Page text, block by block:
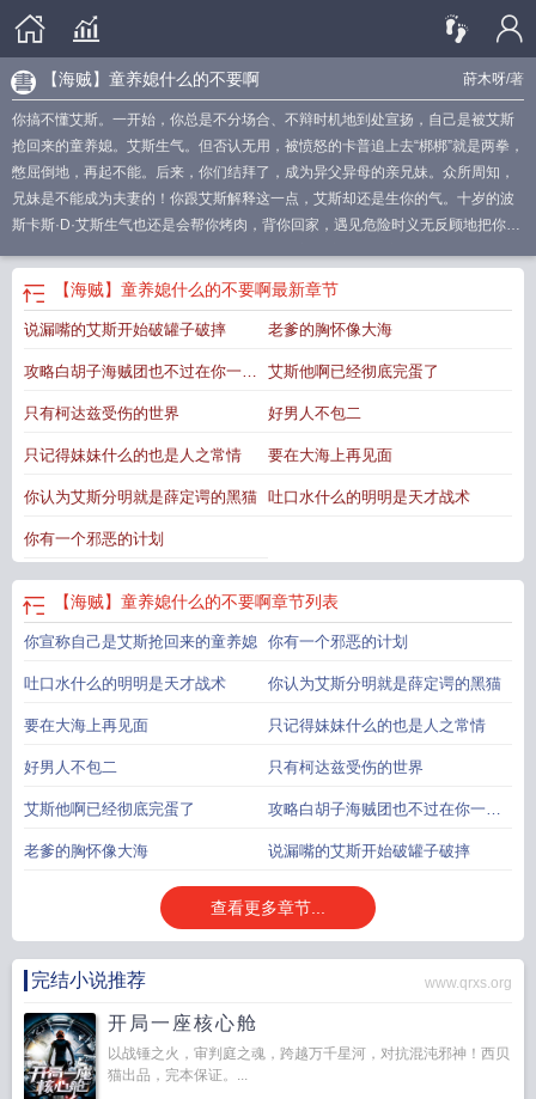
莳木呀/著
【海贼】童养媳什么的不要啊
你搞不懂艾斯。一开始，你总是不分场合、不辩时机地到处宣扬，自己是被艾斯
抢回来的童养媳。艾斯生气。但否认无用，被愤怒的卡普追上去“梆梆”就是两拳，
憋屈倒地，再起不能。后来，你们结拜了，成为异父异母的亲兄妹。众所周知，
兄妹是不能成为夫妻的！你跟艾斯解释这一点，艾斯却还是生你的气。十岁的波
斯卡斯·D·艾斯生气也还是会帮你烤肉，背你回家，遇见危险时义无反顾地把你护
舷上亲......你头晕眼花，只能一再强调你们可是异父异母的亲兄妹！艾斯却只舔舔
嘴角，笑得一脸阳光灿烂，说什么这个那个的？叽里咕噜听不懂，反正兄妹，就
是夫妻！——艾斯：明明是你先缠上来嚷嚷着要做我的童养媳的，长大了想跑？
【海贼】童养媳什么的不要啊最新章节
说漏嘴的艾斯开始破罐子破摔 老爹的胸怀像大海
攻略白胡子海贼团也不过在你一念
之间
艾斯他啊已经彻底完蛋了
只有柯达兹受伤的世界 好男人不包二
只记得妹妹什么的也是人之常情 要在大海上再见面
你认为艾斯分明就是薛定谔的黑猫 吐口水什么的明明是天才战术
你有一个邪恶的计划
【海贼】童养媳什么的不要啊章节列表
你宣称自己是艾斯抢回来的童养媳 你有一个邪恶的计划
吐口水什么的明明是天才战术 你认为艾斯分明就是薛定谔的黑猫
要在大海上再见面 只记得妹妹什么的也是人之常情
好男人不包二 只有柯达兹受伤的世界
艾斯他啊已经彻底完蛋了 攻略白胡子海贼团也不过在你一念
之间
老爹的胸怀像大海 说漏嘴的艾斯开始破罐子破摔
查看更多章节...
完结小说推荐 www.qrxs.org
开局一座核心舱
以战锤之火，审判庭之魂，跨越万千星河，对抗混沌邪神！西贝
猫出品，完本保证。...